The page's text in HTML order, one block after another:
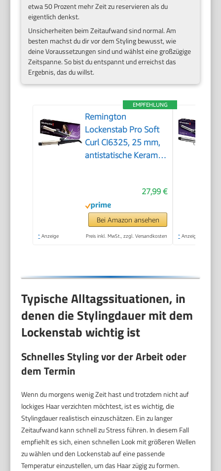
etwa 50 Prozent mehr Zeit zu reservieren als du
eigentlich denkst.
Unsicherheiten beim Zeitaufwand sind normal. Am
besten machst du dir vor dem Styling bewusst, wie
deine Voraussetzungen sind und wählst eine großzügige
Zeitspanne. So bist du entspannt und erreichst das
Ergebnis, das du willst.
EMPFEHLUNG
Remington
Lockenstab Pro Soft
Curl CI6325, 25 mm,
antistatische Keramik-
schwarz/creme | 1er
Pack
27,99 €
Bei Amazon ansehen
* Anzeige Preis inkl. MwSt., zzgl. Versandkosten * Anzeige
Typische Alltagssituationen, in
denen die Stylingdauer mit dem
Lockenstab wichtig ist
Schnelles Styling vor der Arbeit oder
dem Termin
Wenn du morgens wenig Zeit hast und trotzdem nicht auf
lockiges Haar verzichten möchtest, ist es wichtig, die
Stylingdauer realistisch einzuschätzen. Ein zu langer
Zeitaufwand kann schnell zu Stress führen. In diesem Fall
empfiehlt es sich, einen schnellen Look mit größeren Wellen
zu wählen und den Lockenstab auf eine passende
Temperatur einzustellen, um das Haar zügig zu formen.